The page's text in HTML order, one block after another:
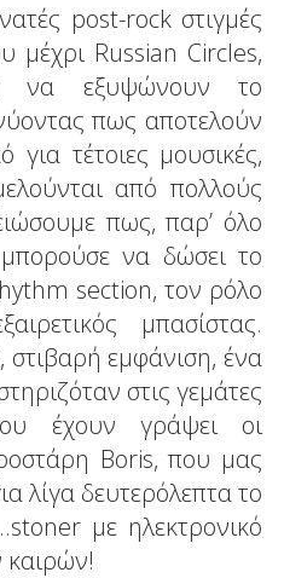
post-rock στιγμές
μέχρι Russian Circles,
εξυψώνουν το
πως αποτελούν
για τέτοιες μουσικές,
από πολλούς
πως, παρ’ όλο
να δώσει το
section, τον ρόλο
μπασίστας.
στιβαρή εμφάνιση, ένα
στις γεμάτες
έχουν γράψει οι
Boris, που μας
λίγα δευτερόλεπτα το
με ηλεκτρονικό
καιρών!